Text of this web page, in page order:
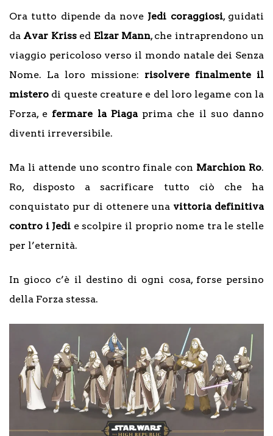
Ora tutto dipende da nove Jedi coraggiosi, guidati
da Avar Krissed Elzar Mann, che intraprendono un
viaggio pericoloso verso il mondo natale dei Senza
Nome. La loro missione: risolvere finalmente il
mistero di queste creature e del loro legame con la
Forza, e fermare la Piagaprima che il suo danno
diventi irreversibile.
Ma li attende uno scontro finale con Marchion Ro.
Ro, disposto a sacrificare tutto ciò che ha
conquistato pur di ottenere una vittoria definitiva
contro i Jedi e scolpire il proprio nome tra le stelle
per l’eternità.
In gioco c’è il destino di ogni cosa, forse persino
della Forza stessa.